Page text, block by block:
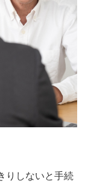
りしないと手続